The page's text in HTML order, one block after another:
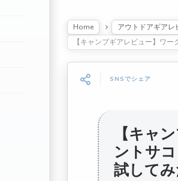
Home
アウトドアギアレ
【キャンプギアレビュー】ワ
SNSでシェア
【キャ
ントサ
試して